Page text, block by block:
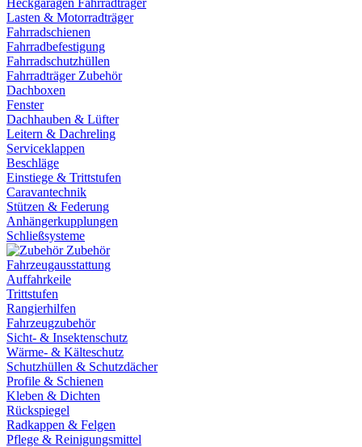
Heckgaragen Fahrradträger
Lasten & Motorradträger
Fahrradschienen
Fahrradbefestigung
Fahrradschutzhüllen
Fahrradträger Zubehör
Dachboxen
Fenster
Dachhauben & Lüfter
Leitern & Dachreling
Serviceklappen
Beschläge
Einstiege & Trittstufen
Caravantechnik
Stützen & Federung
Anhängerkupplungen
Schließsysteme
Zubehör
Fahrzeugausstattung
Auffahrkeile
Trittstufen
Rangierhilfen
Fahrzeugzubehör
Sicht- & Insektenschutz
Wärme- & Kälteschutz
Schutzhüllen & Schutzdächer
Profile & Schienen
Kleben & Dichten
Rückspiegel
Radkappen & Felgen
Pflege & Reinigungsmittel